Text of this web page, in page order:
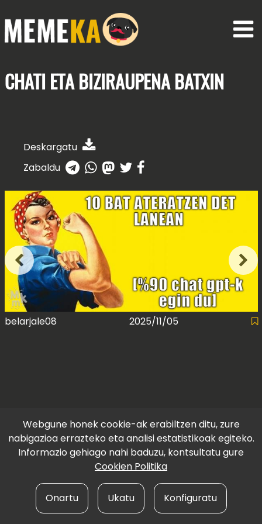
CHATI ETABIZIRAUPENA BATXIN
Deskargatu
Zabaldu
belarjale08 2025/11/05
Webgune honek cookie-ak erabiltzen ditu, zure
nabigazioa errazteko eta analisi estatistikoak egiteko.
Informazio gehiago nahi baduzu, kontsultatu gure
Cookien Politika
Onartu Ukatu Konfiguratu